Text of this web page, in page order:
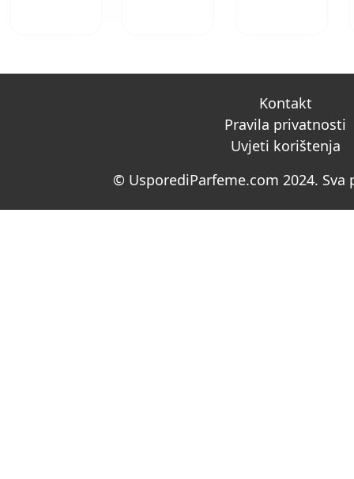
Kontakt
Pravila privatnosti
Uvjeti korištenja
© UsporediParfeme.com 2024. Sva